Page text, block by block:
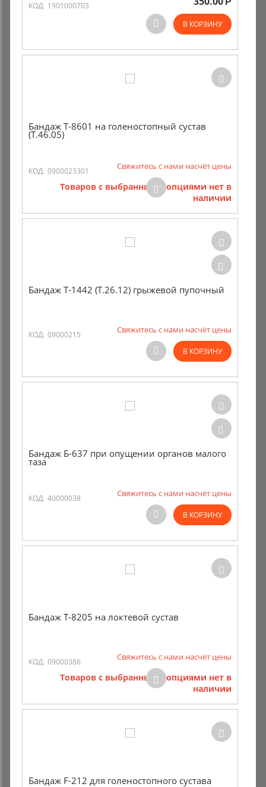
КОД: 1901000703
В КОРЗИНУ
Бандаж Т-8601 на голеностопный сустав
(Т.46.05)
КОД: 0900023301 Свяжитесь с нами насчёт цены
Товаров с выбранными опциями нет в
наличии
Бандаж Т-1442 (Т.26.12) грыжевой пупочный
КОД: 09000215 Свяжитесь с нами насчёт цены
В КОРЗИНУ
Бандаж Б-637 при опущении органов малого
таза
КОД: 40000038 Свяжитесь с нами насчёт цены
В КОРЗИНУ
Бандаж Т-8205 на локтевой сустав
КОД: 09000386 Свяжитесь с нами насчёт цены
Товаров с выбранными опциями нет в
наличии
Бандаж F-212 для голеностопного сустава